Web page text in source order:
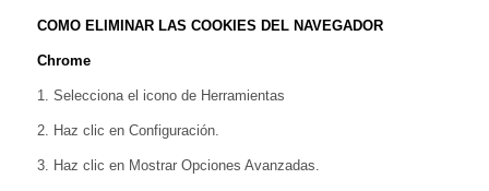
COMO ELIMINAR LAS COOKIES DEL NAVEGADOR
Chrome
1. Selecciona el icono de Herramientas
2. Haz clic en Configuración.
3. Haz clic en Mostrar Opciones Avanzadas.